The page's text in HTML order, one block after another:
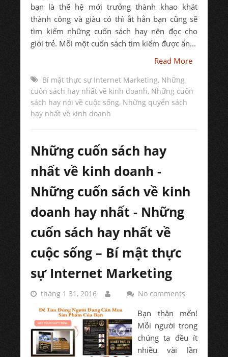
bạn là thế hệ mới trưởng thành khao khát
thành công và giàu có thì ắt hẳn bạn cũng sẽ
tìm kiếm những cuốn sách hay nên đọc cho
giới trẻ. Mỗi một cuốn sách tìm kiếm được ẩn...
Read More
Bí mật thực sự Internet Marketing, Những
cuốn sách hay nhất về kinh doanh, Những cuốn
sách hay nói về cuộc sống, Những quyển sách
hay nhất về kinh doanh
Những cuốn sách hay
nhất về kinh doanh -
Những cuốn sách về kinh
doanh hay nhất - Những
cuốn sách hay nhất về
cuộc sống – Bí mật thực
sự Internet Marketing
tháng 1 31, 2016 No comments
Bạn thân mến!
Mỗi người trong
chúng ta đều ít
nhiều vài lần